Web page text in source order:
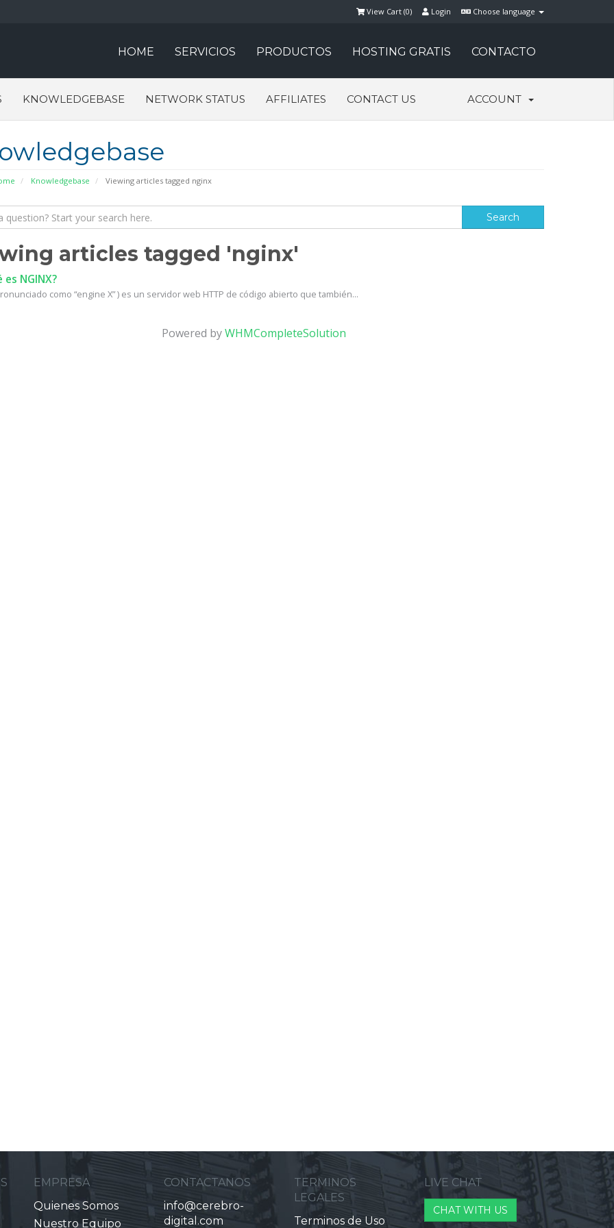
Choose language
Login
View Cart (0)
HOME SERVICIOS PRODUCTOS HOSTING GRATIS CONTACTO
KNOWLEDGEBASE NETWORK STATUS AFFILIATES CONTACT US ACCOUNT
Knowledgebase Viewing articles tagged nginx
articles tagged 'nginx'
NGINX?
como “engine X” ) es un servidor web HTTP de código abierto que también...
Powered byWHMCompleteSolution
EMPRESA
Quienes Somos
Nuestro Equipo
CONTACTANOS
info@cerebro-
digital.com
TERMINOS
LEGALES
Terminos de Uso
LIVE CHAT
CHAT WITH US